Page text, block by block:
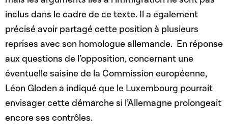
inclus dans le cadre de ce texte. Il a également
précisé avoir partagé cette position à plusieurs
reprises avec son homologue allemande. En réponse
aux questions de l’opposition, concernant une
éventuelle saisine de la Commission européenne,
Léon Gloden a indiqué que le Luxembourg pourrait
envisager cette démarche si l’Allemagne prolongeait
encore ses contrôles.